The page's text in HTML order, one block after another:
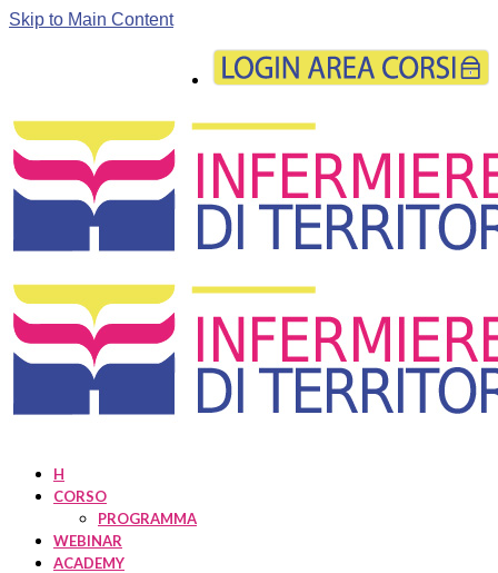
Skip to Main Content
H
CORSO
PROGRAMMA
WEBINAR
ACADEMY